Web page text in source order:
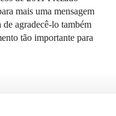
mais uma mensagem
agradecê-lo também
tão importante para